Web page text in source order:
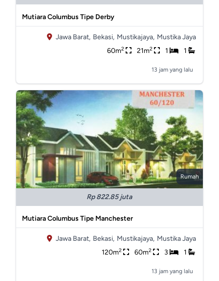
Mutiara Columbus Tipe Derby
Jawa Barat, Bekasi, Mustikajaya, Mustika Jaya
60m2 21m2 1 1
13 jam yang lalu
Rumah
Rp 822.85 juta
Mutiara Columbus Tipe Manchester
Jawa Barat, Bekasi, Mustikajaya, Mustika Jaya
120m2 60m2 3 1
13 jam yang lalu